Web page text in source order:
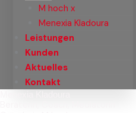
M hoch x
Menexia Kladoura
Leistungen
Kunden
Aktuelles
Kontakt